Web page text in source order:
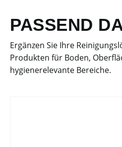
PASSEND
Ergänzen Sie Ihre
Produkten für Boden,
hygienerelevante Bereiche.